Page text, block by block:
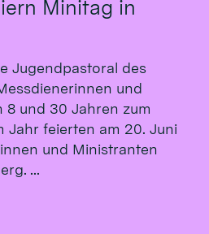
Minitag in
Jugendpastoral des
und
8 und 30 Jahren zum
Jahr feierten am 20. Juni
und Ministranten
...